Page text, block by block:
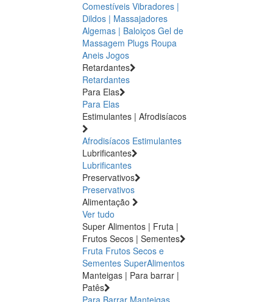
Comestíveis Vibradores |
Dildos | Massajadores
Algemas | Baloiços Gel de
Massagem Plugs Roupa
Aneis Jogos
Retardantes
Retardantes
Para Elas
Para Elas
Estimulantes | Afrodisíacos
Afrodisíacos Estimulantes
Lubrificantes
Lubrificantes
Preservativos
Preservativos
Alimentação
Ver tudo
Super Alimentos | Fruta |
Frutos Secos | Sementes
Fruta Frutos Secos e
Sementes SuperAlimentos
Manteigas | Para barrar |
Patês
Para Barrar Manteigas